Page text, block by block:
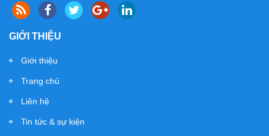
GIỚI THIỆU
Giới thiệu
Trang chủ
Liên hệ
Tin tức & sự kiện